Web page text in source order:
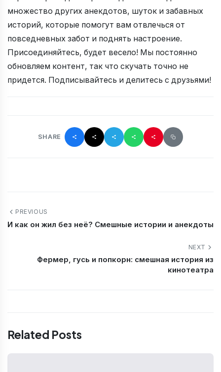
множество других анекдотов, шуток и забавных
историй, которые помогут вам отвлечься от
повседневных забот и поднять настроение.
Присоединяйтесь, будет весело! Мы постоянно
обновляем контент, так что скучать точно не
придется. Подписывайтесь и делитесь с друзьями!
SHARE
PREVIOUS
И как он жил без неё? Смешные истории и анекдоты
NEXT
Фермер, гусь и попкорн: смешная история из
кинотеатра
Related Posts